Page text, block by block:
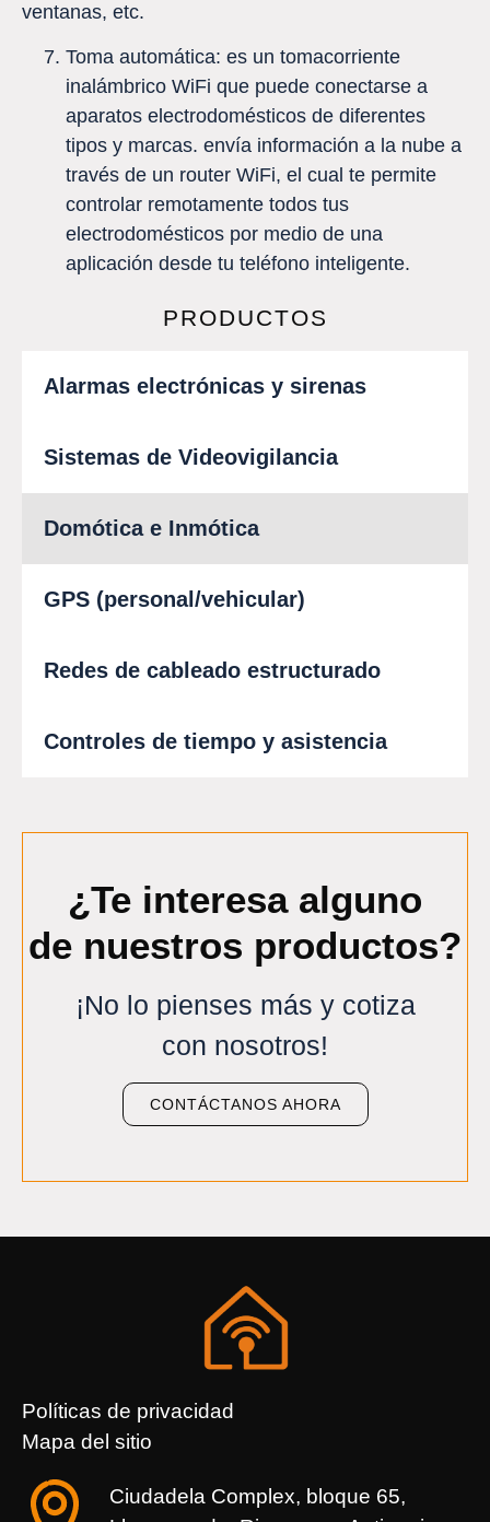
PRODUCTOS
Alarmas electrónicas y sirenas
Sistemas de Videovigilancia
Domótica e Inmótica
GPS (personal/vehicular)
Redes de cableado estructurado
Controles de tiempo y asistencia
¿Te interesa alguno
de nuestros productos?
¡No lo pienses más y cotiza
con nosotros!
CONTÁCTANOS AHORA
ventanas, etc.
Toma automática: es un tomacorriente
inalámbrico WiFi que puede conectarse a
aparatos electrodomésticos de diferentes
tipos y marcas. envía información a la nube a
través de un router WiFi, el cual te permite
controlar remotamente todos tus
electrodomésticos por medio de una
aplicación desde tu teléfono inteligente.
Políticas de privacidad
Mapa del sitio
Ciudadela Complex, bloque 65,